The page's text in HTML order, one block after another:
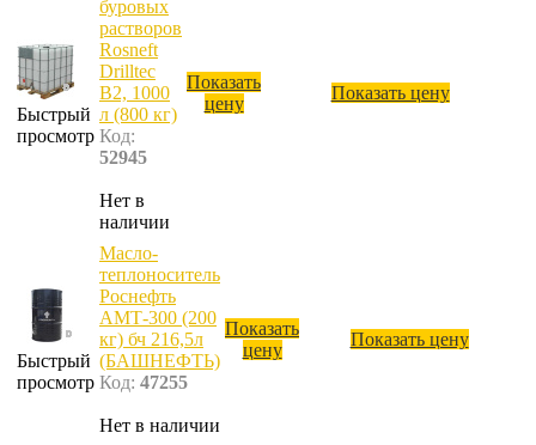
Быстрый
просмотр
буровых
растворов
Rosneft
Drilltec
B2, 1000
л (800 кг)
Код:
52945
Нет в
наличии
Показать
цену
Показать цену
Быстрый
просмотр
Масло-
теплоноситель
Роснефть
АМТ-300 (200
кг) бч 216,5л
(БАШНЕФТЬ)
Код: 47255
Нет в наличии
Показать
цену
Показать цену